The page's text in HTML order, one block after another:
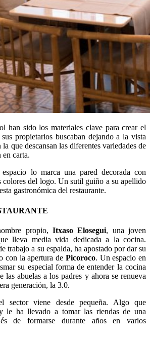
han sido los materiales clave para crear el
propietarios buscaban dejando a la vista
que descansan las diferentes variedades de
en carta.
lo marca una pared decorada con
colores del logo. Un sutil guiño a su apellido
gastronómica del restaurante.
propio, Itxaso Elosegui, una joven
lleva media vida dedicada a la cocina.
trabajo a su espalda, ha apostado por dar su
con la apertura de Picoroco. Un espacio en
su especial forma de entender la cocina
las abuelas a los padres y ahora se renueva
generación, la 3.0.
sector viene desde pequeña. Algo que
le ha llevado a tomar las riendas de una
de formarse durante años en varios